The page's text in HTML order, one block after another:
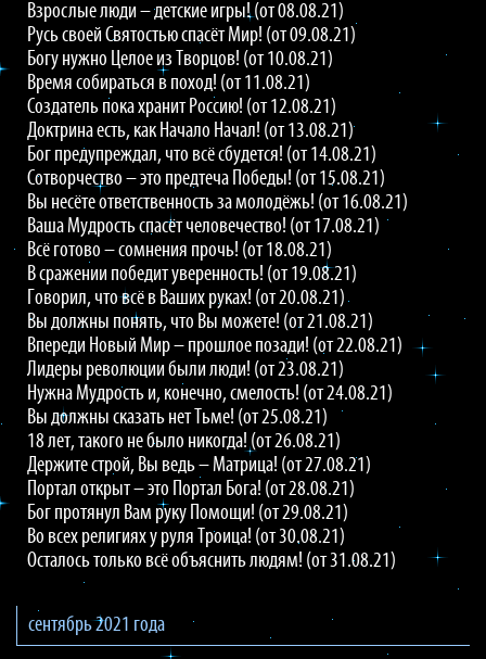
Взрослые люди – детские игры! (от 08.08.21)
Русь своей Святостью спасёт Мир! (от 09.08.21)
Богу нужно Целое из Творцов! (от 10.08.21)
Время собираться в поход! (от 11.08.21)
Создатель пока хранит Россию! (от 12.08.21)
Доктрина есть, как Начало Начал! (от 13.08.21)
Бог предупреждал, что всё сбудется! (от 14.08.21)
Сотворчество – это предтеча Победы! (от 15.08.21)
Вы несёте ответственность за молодёжь! (от 16.08.21)
Ваша Мудрость спасёт человечество! (от 17.08.21)
Всё готово – сомнения прочь! (от 18.08.21)
В сражении победит уверенность! (от 19.08.21)
Говорил, что всё в Ваших руках! (от 20.08.21)
Вы должны понять, что Вы можете! (от 21.08.21)
Впереди Новый Мир – прошлое позади! (от 22.08.21)
Лидеры революции были люди! (от 23.08.21)
Нужна Мудрость и, конечно, смелость! (от 24.08.21)
Вы должны сказать нет Тьме! (от 25.08.21)
18 лет, такого не было никогда! (от 26.08.21)
Держите строй, Вы ведь – Матрица! (от 27.08.21)
Портал открыт – это Портал Бога! (от 28.08.21)
Бог протянул Вам руку Помощи! (от 29.08.21)
Во всех религиях у руля Троица! (от 30.08.21)
Осталось только всё объяснить людям! (от 31.08.21)
сентябрь 2021 года